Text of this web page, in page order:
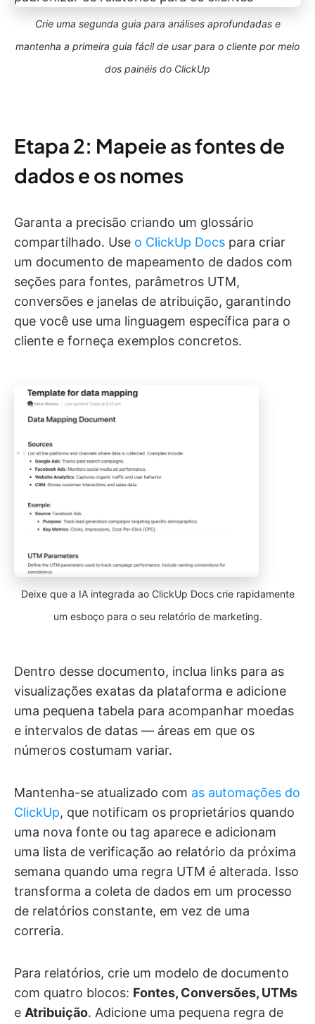
Crie uma segunda guia para análises aprofundadas e
mantenha a primeira guia fácil de usar para o cliente por meio
dos painéis do ClickUp
Etapa 2: Mapeie as fontes de
dados e os nomes
Garanta a precisão criando um glossário
compartilhado. Use o ClickUp Docs para criar
um documento de mapeamento de dados com
seções para fontes, parâmetros UTM,
conversões e janelas de atribuição, garantindo
que você use uma linguagem específica para o
cliente e forneça exemplos concretos.
Deixe que a IA integrada ao ClickUp Docs crie rapidamente
um esboço para o seu relatório de marketing.
Dentro desse documento, inclua links para as
visualizações exatas da plataforma e adicione
uma pequena tabela para acompanhar moedas
e intervalos de datas — áreas em que os
números costumam variar.
Mantenha-se atualizado com as automações do
ClickUp, que notificam os proprietários quando
uma nova fonte ou tag aparece e adicionam
uma lista de verificação ao relatório da próxima
semana quando uma regra UTM é alterada. Isso
transforma a coleta de dados em um processo
de relatórios constante, em vez de uma
correria.
Para relatórios, crie um modelo de documento
com quatro blocos: Fontes, Conversões, UTMs
e Atribuição. Adicione uma pequena regra de